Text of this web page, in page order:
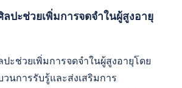
ปะช่วยเพิ่มการจดจำในผู้สูงอายุ
ะช่วยเพิ่มการจดจำในผู้สูงอายุโดย
นการรับรู้และส่งเสริมการ